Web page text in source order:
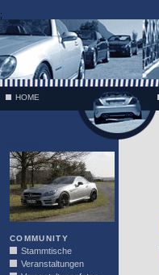
;
HOME
COMMUNITY
Stammtische
Veranstaltungen